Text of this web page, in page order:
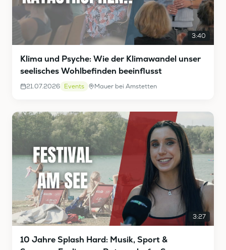
3:40
Klima und Psyche: Wie der Klimawandel unser
seelisches Wohlbefinden beeinflusst
21.07.2026 Events Mauer bei Amstetten
3:27
10 Jahre Splash Hard: Musik, Sport &